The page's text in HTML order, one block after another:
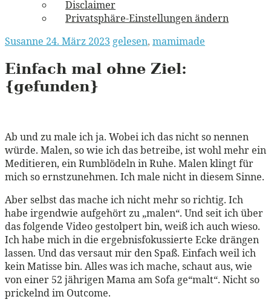
Disclaimer
Privatsphäre-Einstellungen ändern
Susanne 24. März 2023 gelesen, mamimade
Einfach mal ohne Ziel:
{gefunden}
Ab und zu male ich ja. Wobei ich das nicht so nennen
würde. Malen, so wie ich das betreibe, ist wohl mehr ein
Meditieren, ein Rumblödeln in Ruhe. Malen klingt für
mich so ernstzunehmen. Ich male nicht in diesem Sinne.
Aber selbst das mache ich nicht mehr so richtig. Ich
habe irgendwie aufgehört zu „malen“. Und seit ich über
das folgende Video gestolpert bin, weiß ich auch wieso.
Ich habe mich in die ergebnisfokussierte Ecke drängen
lassen. Und das versaut mir den Spaß. Einfach weil ich
kein Matisse bin. Alles was ich mache, schaut aus, wie
von einer 52 jährigen Mama am Sofa ge“malt“. Nicht so
prickelnd im Outcome.